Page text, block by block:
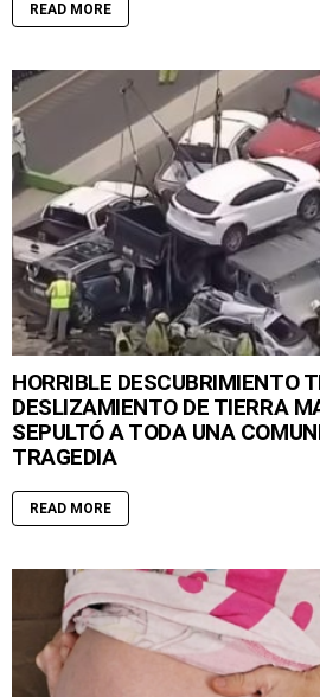
READ MORE
HORRIBLE DESCUBRIMIENTO
DESLIZAMIENTO DE TIERRA
SEPULTÓ A TODA UNA
TRAGEDIA
READ MORE